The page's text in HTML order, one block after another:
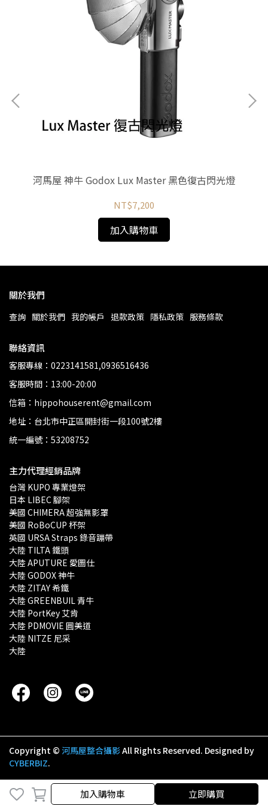
加入購物車 立即購買
河馬屋 神牛 Godox Lux Master 黑色復古閃光燈
NT$7,200
加入購物車
關於我們
查詢 關於我們 我的帳戶 退款政策 隱私政策 服務條款
聯絡資訊
客服專線：0223141581,0936516436
客服時間：13:00-20:00
信箱：hippohouserent@gmail.com
地址：台北市中正區開封街一段100號2樓
統一編號：53208752
主力代理經銷品牌
台灣 KUPO 專業燈架
日本 LIBEC 腳架
美國 CHIMERA 超強無影罩
美國 RoBoCUP 杯架
英國 URSA Straps 錄音蹦帶
大陸 TILTA 鐵頭
大陸 APUTURE 愛圖仕
大陸 GODOX 神牛
大陸 ZITAY 希鐵
大陸 GREENBUIL 青牛
大陸 PortKey 艾肯
大陸 PDMOVIE 圓美道
大陸 NITZE 尼采
大陸
Copyright © 河馬屋整合攝影All Rights Reserved. Designed by
CYBERBIZ.